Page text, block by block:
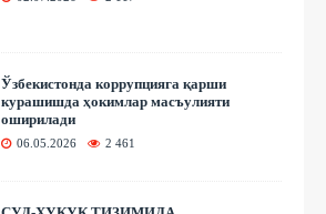
Ўзбекистонда коррупцияга қарши
курашишда ҳокимлар масъулияти
оширилади
06.05.2026 2 461